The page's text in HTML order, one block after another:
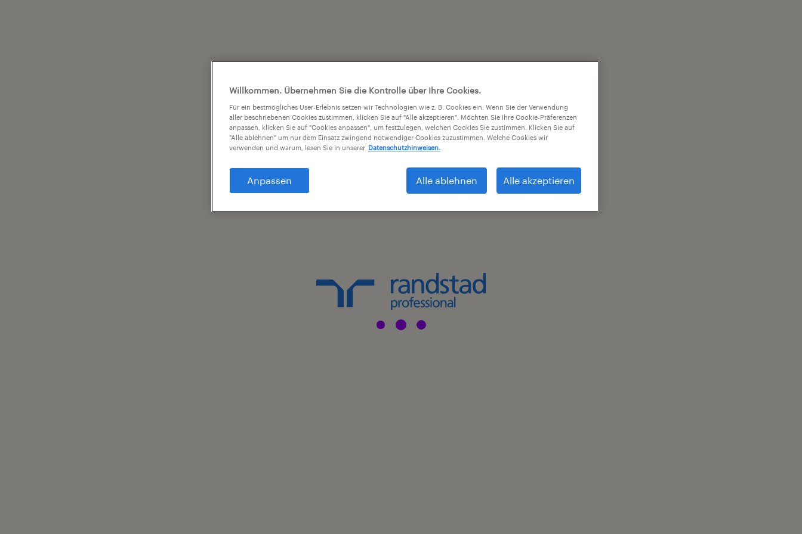
Willkommen. Übernehmen Sie die Kontrolle über Ihre Cookies.
Für ein bestmögliches User-Erlebnis setzen wir Technologien wie z. B. Cookies ein. Wenn Sie der Verwendung
aller beschriebenen Cookies zustimmen, klicken Sie auf "Alle akzeptieren". Möchten Sie Ihre Cookie-Präferenzen
anpassen, klicken Sie auf "Cookies anpassen", um festzulegen, welchen Cookies Sie zustimmen. Klicken Sie auf
"Alle ablehnen" um nur dem Einsatz zwingend notwendiger Cookies zuzustimmen. Welche Cookies wir
verwenden und warum, lesen Sie in unserer Datenschutzhinweisen.
Anpassen Alle ablehnen Alle akzeptieren